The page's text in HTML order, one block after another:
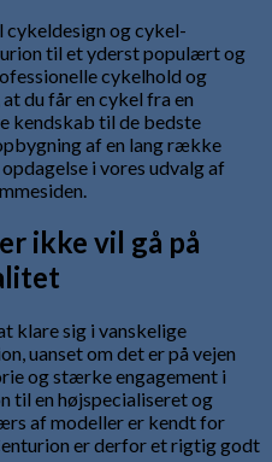
og cykel-
til et yderst populært og
cykelhold og
du får en cykel fra en
kendskab til de bedste
af en lang række
i vores udvalg af
ikke vil gå på
klare sig i vanskelige
uanset om det er på vejen
og stærke engagement i
til en højspecialiseret og
af modeller er kendt for
er derfor et rigtig godt